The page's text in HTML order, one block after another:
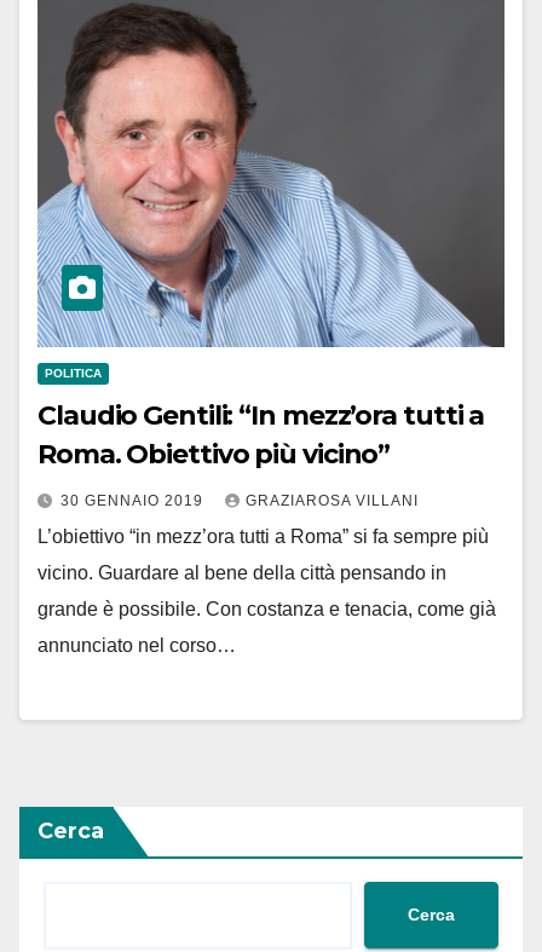
POLITICA
Claudio Gentili: “In mezz’ora tutti a
Roma. Obiettivo più vicino”
30 GENNAIO 2019 GRAZIAROSA VILLANI
L’obiettivo “in mezz’ora tutti a Roma” si fa sempre più
vicino. Guardare al bene della città pensando in
grande è possibile. Con costanza e tenacia, come già
annunciato nel corso…
Cerca
Cerca